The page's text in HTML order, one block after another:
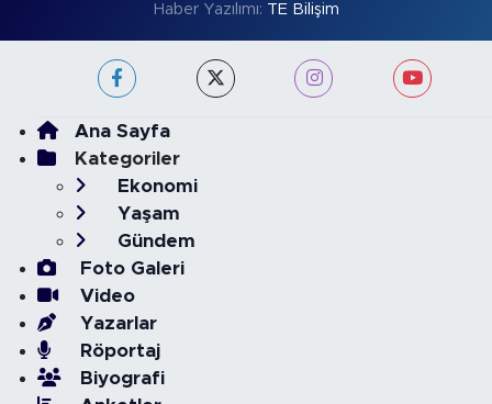
Haber Yazılımı: TE Bilişim
Ana Sayfa
Kategoriler
Ekonomi
Yaşam
Gündem
Foto Galeri
Video
Yazarlar
Röportaj
Biyografi